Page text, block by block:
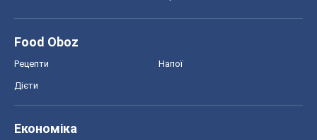
Food Oboz
Рецепти Напої
Дієти
Економіка